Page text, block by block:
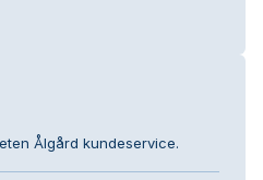
Ålgård kundeservice.